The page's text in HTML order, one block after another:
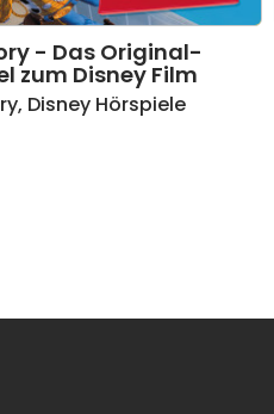
- Das Original-
zum Disney Film
, Disney Hörspiele